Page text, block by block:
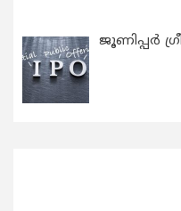
ജൂണിപ്പർ